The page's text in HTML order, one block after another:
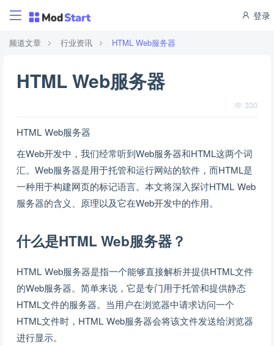
登录
频道文章 行业资讯 HTML Web服务器
HTML Web服务器
330
HTML Web服务器
在Web开发中，我们经常听到Web服务器和HTML这两个词
汇。Web服务器是用于托管和运行网站的软件，而HTML是
一种用于构建网页的标记语言。本文将深入探讨HTML Web
服务器的含义、原理以及它在Web开发中的作用。
什么是HTML Web服务器？
HTML Web服务器是指一个能够直接解析并提供HTML文件
的Web服务器。简单来说，它是专门用于托管和提供静态
HTML文件的服务器。当用户在浏览器中请求访问一个
HTML文件时，HTML Web服务器会将该文件发送给浏览器
进行显示。